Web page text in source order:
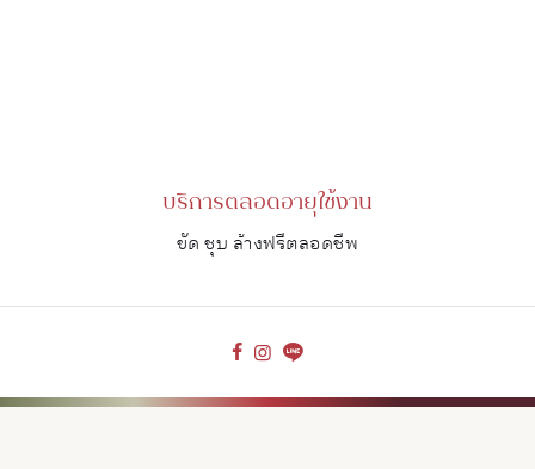
บริการตลอดอายุใช้งาน
ขัด ชุบ ล้างฟรีตลอดชีพ